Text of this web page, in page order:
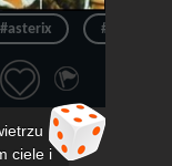
#asterix #pieniądz
ciele i